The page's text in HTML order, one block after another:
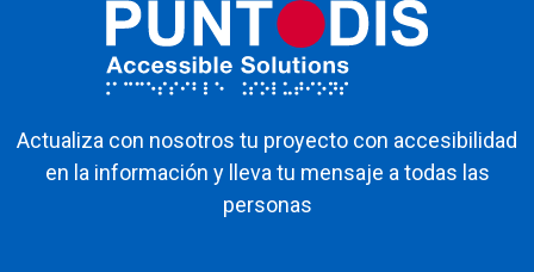
Actualiza con nosotros tu proyecto con accesibilidad
en la información y lleva tu mensaje a todas las
personas